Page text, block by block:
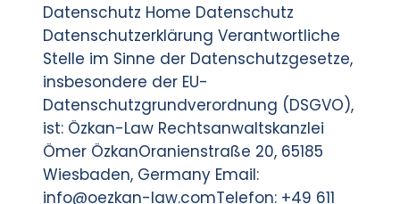
Datenschutz Home Datenschutz
Datenschutzerklärung Verantwortliche
Stelle im Sinne der Datenschutzgesetze,
insbesondere der EU-
Datenschutzgrundverordnung (DSGVO),
ist: Özkan-Law Rechtsanwaltskanzlei
Ömer ÖzkanOranienstraße 20, 65185
Wiesbaden, Germany Email:
info@oezkan-law.comTelefon: +49 611